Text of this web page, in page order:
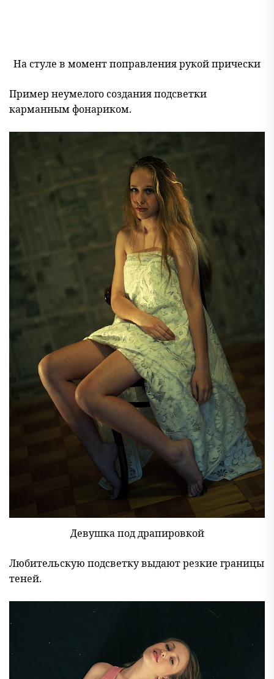
На стуле в момент поправления рукой прически
Пример неумелого создания подсветки
карманным фонариком.
Девушка под драпировкой
Любительскую подсветку выдают резкие границы
теней.